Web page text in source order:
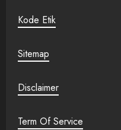
Kode Etik
Sitemap
Disclaimer
Term Of Service